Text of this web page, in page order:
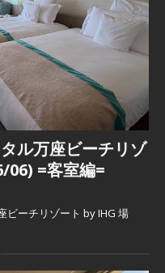
ル万座ビーチリゾ
06) =客室編=
ビーチリゾート by IHG 場